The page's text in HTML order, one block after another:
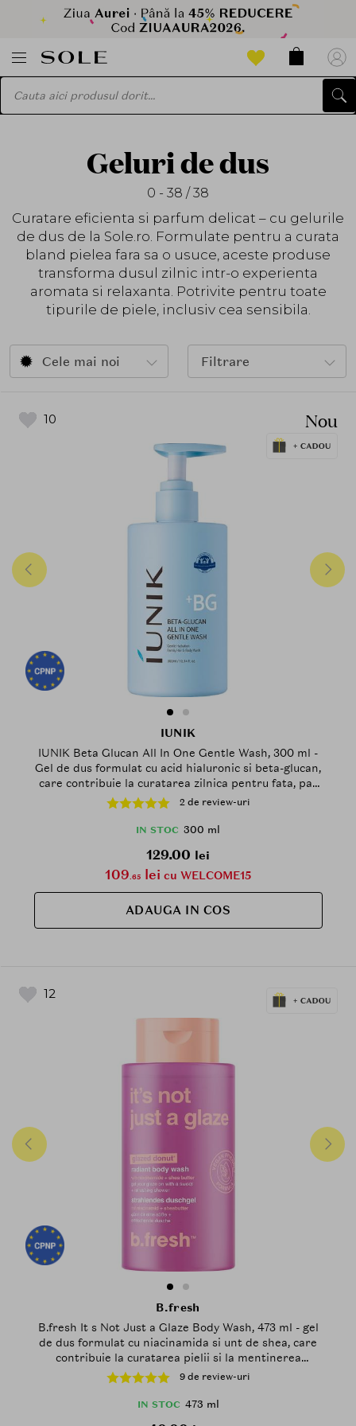
Geluri de dus
0 - 38 / 38
Curatare eficienta si parfum delicat – cu gelurile
de dus de la Sole.ro. Formulate pentru a curata
bland pielea fara sa o usuce, aceste produse
transforma dusul zilnic intr-o experienta
aromata si relaxanta. Potrivite pentru toate
tipurile de piele, inclusiv cea sensibila.
Cele mai noi Filtrare
10 Nou
IUNIK
IUNIK Beta Glucan All In One Gentle Wash, 300 ml -
Gel de dus formulat cu acid hialuronic si beta-glucan,
care contribuie la curatarea zilnica pentru fata, par
si corp si la metinerea echilibrului natural al pielii
2 de review-uri
IN STOC 300 ml
129.00 lei
109.65 lei cu WELCOME15
ADAUGA IN COS
12
B.fresh
B.fresh It s Not Just a Glaze Body Wash, 473 ml - gel
de dus formulat cu niacinamida si unt de shea, care
contribuie la curatarea pielii si la mentinerea
confortului cutanat
9 de review-uri
IN STOC 473 ml